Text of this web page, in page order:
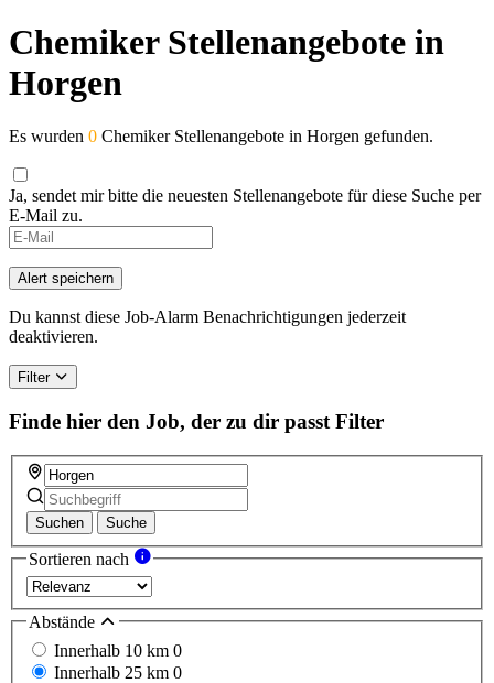
Chemiker Stellenangebote in
Horgen
Es wurden 0 Chemiker Stellenangebote in Horgen gefunden.
Ja, sendet mir bitte die neuesten Stellenangebote für diese Suche per
E-Mail zu.
Alert speichern
Du kannst diese Job-Alarm Benachrichtigungen jederzeit
deaktivieren.
Filter
Finde hier den Job, der zu dir passt Filter
Suchen Suche
Sortieren nach
Abstände
Innerhalb 10 km 0
Innerhalb 25 km 0